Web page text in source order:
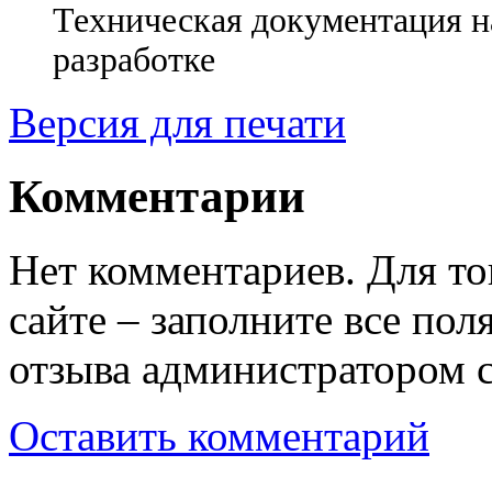
Техническая документация
разработке
Версия для печати
Комментарии
Нет комментариев. Для
сайте – заполните все
отзыва администратором
Оставить комментарий